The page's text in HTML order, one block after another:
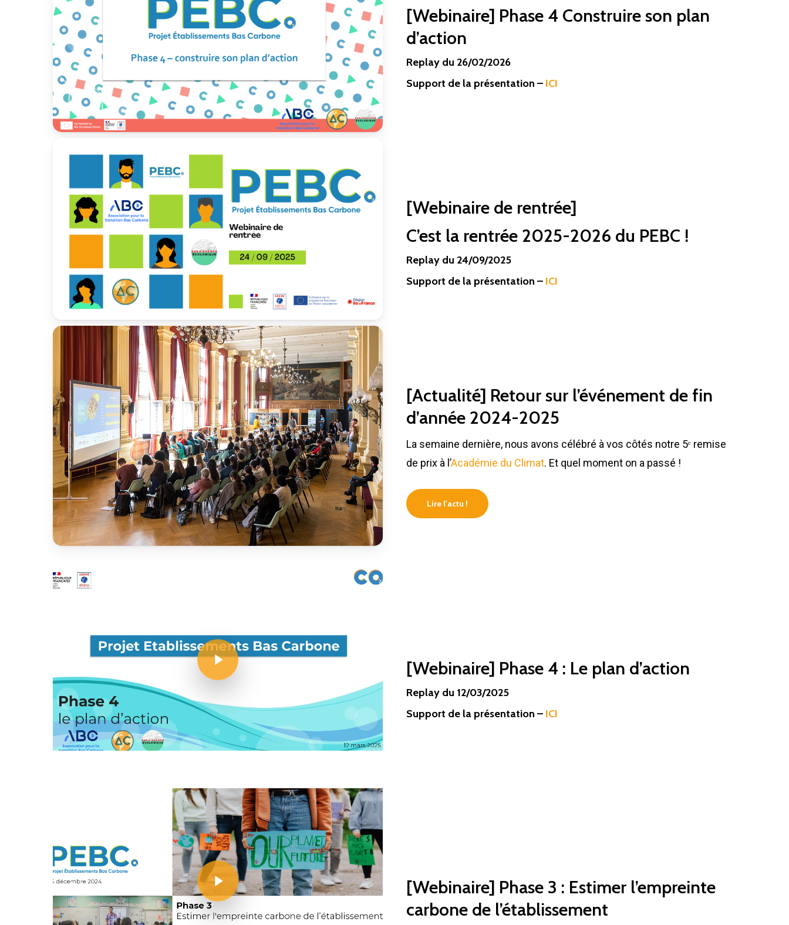
[Webinaire] Phase 4 Construire son plan
d’action
Replay du 26/02/2026
Support de la présentation – ICI
[Webinaire de rentrée]
C’est la rentrée 2025-2026 du PEBC !
Replay du 24/09/2025
Support de la présentation – ICI
[Actualité] Retour sur l’événement de fin
d’année 2024-2025
La semaine dernière, nous avons célébré à vos côtés notre 5ᵉ remise
de prix à l’Académie du Climat. Et quel moment on a passé !
Lire l'actu !
Play Video
[Webinaire] Phase 4 : Le plan d’action
Replay du 12/03/2025
Support de la présentation – ICI
Play Video
[Webinaire] Phase 3 : Estimer l’empreinte
carbone de l’établissement